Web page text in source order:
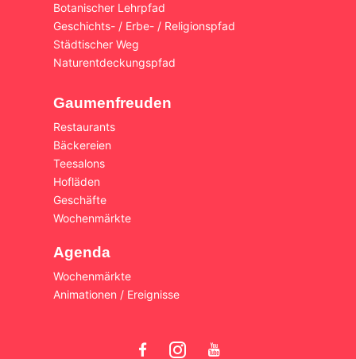
Botanischer Lehrpfad
Geschichts- / Erbe- / Religionspfad
Städtischer Weg
Naturentdeckungspfad
Gaumenfreuden
Restaurants
Bäckereien
Teesalons
Hofläden
Geschäfte
Wochenmärkte
Agenda
Wochenmärkte
Animationen / Ereignisse